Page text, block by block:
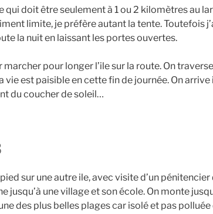
qui doit être seulement à 1 ou 2 kilomètres au
limite, je préfère autant la tente. Toutefois
la nuit en laissant les portes ouvertes.
pour longer l’ile sur la route. On
vie est paisible en cette fin de journée. On
du coucher de soleil…
sur une autre ile, avec visite d’un
jusqu’à une village et son école. On monte
des plus belles plages car isolé et pas